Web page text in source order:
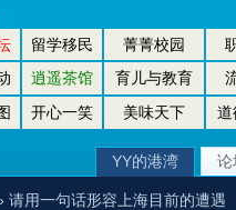
留学移民 菁菁校园
逍遥茶馆 育儿与教育
开心一笑 美味天下
道
YY的港湾 论
请用一句话形容上海目前的遭遇